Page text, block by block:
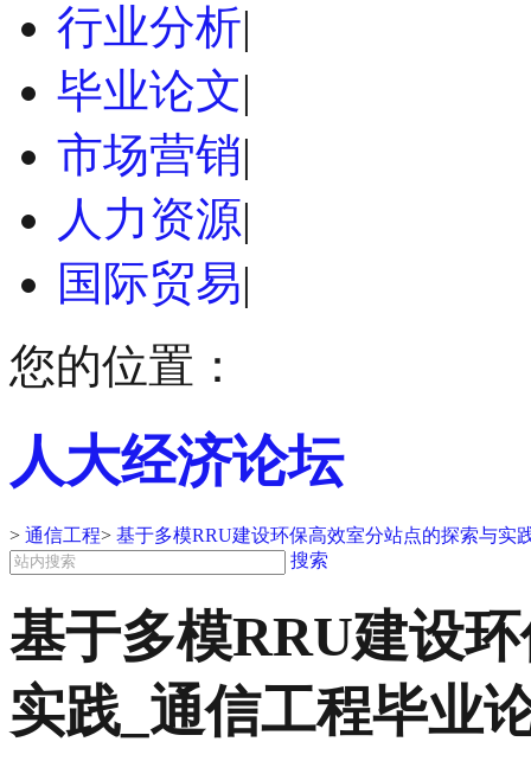
行业分析|
毕业论文|
市场营销|
人力资源|
国际贸易|
您的位置：
人大经济论坛
> 通信工程> 基于多模RRU建设环保高效室分站点的探索与实
搜索
基于多模RRU建设
实践_通信工程毕业